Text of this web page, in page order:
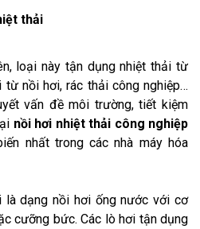
thải
loại này tận dụng nhiệt thải từ
từ nồi hơi, rác thải công nghiệp…
vấn đề môi trường, tiết kiệm
nồi hơi nhiệt thải công nghiệp
nhất trong các nhà máy hóa
là dạng nồi hơi ống nước với cơ
cưỡng bức. Các lò hơi tận dụng